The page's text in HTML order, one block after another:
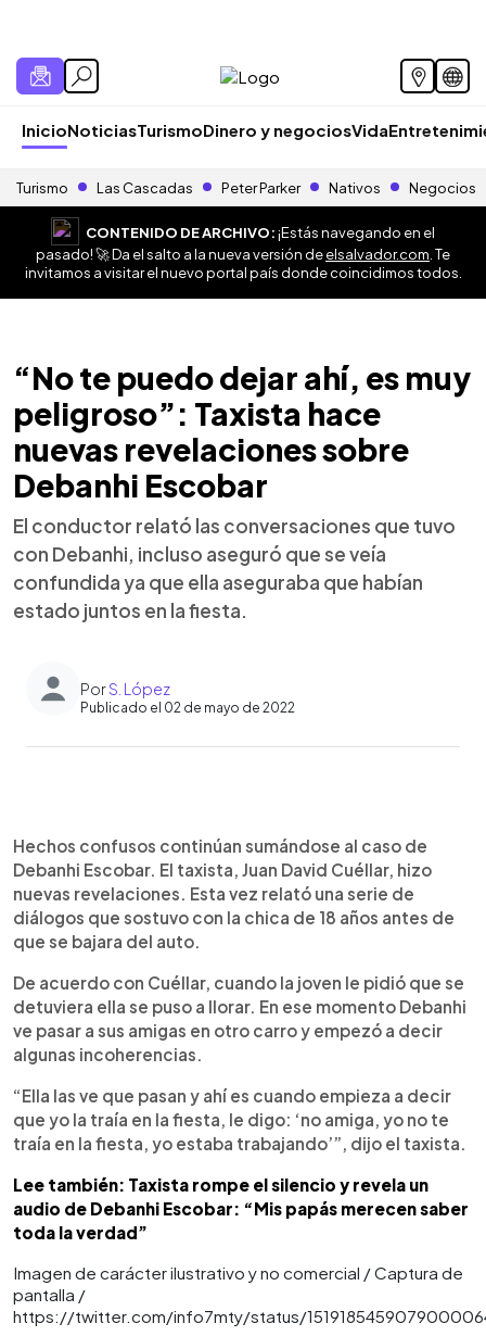
InicioNoticiasTurismoDinero y negociosVida
Turismo Las Cascadas Peter Parker Nativos Negocios
CONTENIDO DE ARCHIVO:¡Estás navegando en el
pasado! 🚀 Da el salto a la nueva versión deelsalvador.com . Te
invitamos a visitar el nuevo portal país donde coincidimos todos.
“No te puedo dejar ahí, es muy
peligroso”: Taxista hace
nuevas revelaciones sobre
Debanhi Escobar
El conductor relató las conversaciones que tuvo
con Debanhi, incluso aseguró que se veía
confundida ya que ella aseguraba que habían
estado juntos en la fiesta.
PorS. López
Publicado el 02 de mayo de 2022
Escuchar artículo
Hechos confusos continúan sumándose al caso de
Debanhi Escobar. El taxista, Juan David Cuéllar, hizo
nuevas revelaciones. Esta vez relató una serie de
diálogos que sostuvo con la chica de 18 años antes de
que se bajara del auto.
De acuerdo con Cuéllar, cuando la joven le pidió que se
detuviera ella se puso a llorar. En ese momento Debanhi
ve pasar a sus amigas en otro carro y empezó a decir
algunas incoherencias.
“Ella las ve que pasan y ahí es cuando empieza a decir
que yo la traía en la fiesta, le digo: ‘no amiga, yo no te
traía en la fiesta, yo estaba trabajando’”, dijo el taxista.
Lee también: Taxista rompe el silencio y revela un
audio de Debanhi Escobar: “Mis papás merecen saber
toda la verdad”
Imagen de carácter ilustrativo y no comercial / Captura de
pantalla /
https://twitter.com/info7mty/status/